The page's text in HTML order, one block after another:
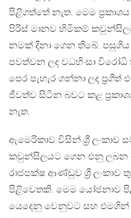
පිළිගත්තේ නැත. මෙම
පිරිස් මානව හිමිකම්
නමක් දිනා ගෙන තිබේ.
පවත්වන ලද වධහිංසා
පෙර පැහැර ගන්නා ලද
ජීවත්ව සිටින බවට කළ
නැත.
ඇමෙරිකාව විසින් ශ්‍රී
කවුන්සිලයට ගෙන එනු ලබන
රාජපක්ෂ ආණ්ඩුව ශ්‍රී ලංකාව
පිළිවෙතකි. මෙම යෝජනාව
යෙදෙනු වෙනුවට සහ එමගින්